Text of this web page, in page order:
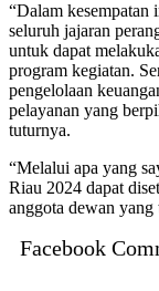
“Dalam kesempatan
seluruh jajaran
untuk dapat
program kegiatan.
pengelolaan
pelayanan yang
tuturnya.
“Melalui apa yang
Riau 2024 dapat
anggota dewan
Facebook